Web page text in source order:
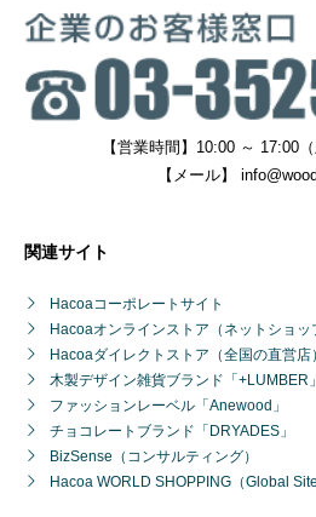
【営業時間】10:00 ～ 17:00
【メール】
関連サイト
Hacoaコーポレートサイト
Hacoaオンラインストア（ネットショッ
Hacoaダイレクトストア（全国の直営店）
木製デザイン雑貨ブランド「+LUMBER」
ファッションレーベル「Anewood」
チョコレートブランド「DRYADES」
BizSense（コンサルティング）
Hacoa WORLD SHOPPING（Global Site